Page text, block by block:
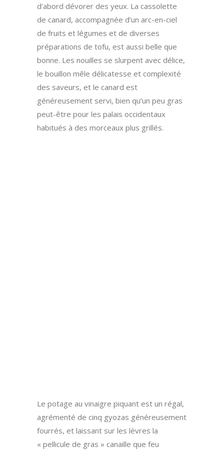
d’abord dévorer des yeux. La cassolette
de canard, accompagnée d’un arc-en-ciel
de fruits et légumes et de diverses
préparations de tofu, est aussi belle que
bonne. Les nouilles se slurpent avec délice,
le bouillon mêle délicatesse et complexité
des saveurs, et le canard est
généreusement servi, bien qu’un peu gras
peut-être pour les palais occidentaux
habitués à des morceaux plus grillés.
Le potage au vinaigre piquant est un régal,
agrémenté de cinq gyozas généreusement
fourrés, et laissant sur les lèvres la
« pellicule de gras » canaille que feu